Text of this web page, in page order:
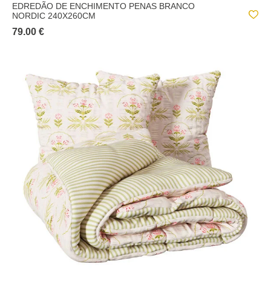
EDREDÃO DE ENCHIMENTO PENAS BRANCO
NORDIC 240X260CM
79.00 €